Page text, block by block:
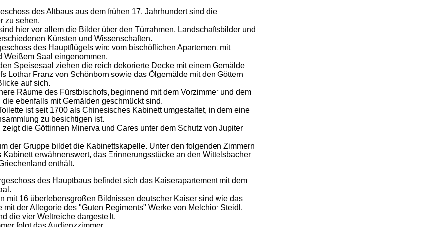
des Altbaus aus dem frühen 17. Jahrhundert sind die
zu sehen.
hier vor allem die Bilder über den Türrahmen, Landschaftsbilder und
Künsten und Wissenschaften.
des Hauptflügels wird vom bischöflichen Apartement mit
Weißem Saal eingenommen.
Speisesaal ziehen die reich dekorierte Decke mit einem Gemälde
Lothar Franz von Schönborn sowie das Ölgemälde mit den Göttern
auf sich.
Räume des Fürstbischofs, beginnend mit dem Vorzimmer und dem
die ebenfalls mit Gemälden geschmückt sind.
ist seit 1700 als Chinesisches Kabinett umgestaltet, in dem eine
zu besichtigen ist.
zeigt die Göttinnen Minerva und Cares unter dem Schutz von Jupiter
der Gruppe bildet die Kabinettskapelle. Unter den folgenden Zimmern
Kabinett erwähnenswert, das Erinnerungsstücke an den Wittelsbacher
enthält.
des Hauptbaus befindet sich das Kaiserapartement mit dem
mit 16 überlebensgroßen Bildnissen deutscher Kaiser sind wie das
mit der Allegorie des "Guten Regiments" Werke von Melchior Steidl.
die vier Weltreiche dargestellt.
folgt das Audienzzimmer.